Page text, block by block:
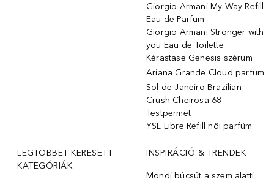
Giorgio Armani My Way Refill
Eau de Parfum
Giorgio Armani Stronger with
you Eau de Toilette
Kérastase Genesis szérum
Ariana Grande Cloud parfüm
Sol de Janeiro Brazilian
Crush Cheirosa 68
Testpermet
YSL Libre Refill női parfüm
LEGTÖBBET KERESETT
KATEGÓRIÁK
INSPIRÁCIÓ & TRENDEK
Mondj búcsút a szem alatti